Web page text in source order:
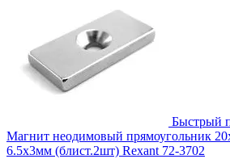
Быстрый
Магнит неодимовый прямоугольник
6.5х3мм (блист.2шт) Rexant 72-3702